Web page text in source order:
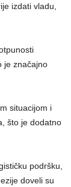
izdati vladu,
je značajno
situacijom i
što je dodatno
podršku,
doveli su